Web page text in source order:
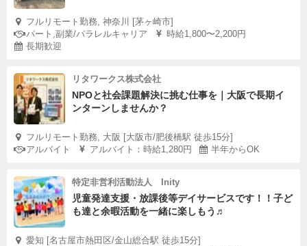
フルリモート勤務, 神奈川 [茅ヶ崎市]
パート,副業/パラレルキャリア
時給1,800〜2,200円
長期歓迎
リタワークス株式会社
NPOと社会課題解決に挑む仕事を｜大阪で長期イ
ンターンしませんか？
フルリモート勤務, 大阪 [大阪市/肥後橋駅 徒歩15分]
アルバイト
アルバイト：時給1,280円 半年からOK
特定非営利活動法人 Inity
児童発達支援・放課後等デイサービスです！！子ど
も達と余暇活動を一緒に楽しもう♬
愛知 [名古屋市熱田区/金山総合駅 徒歩15分]